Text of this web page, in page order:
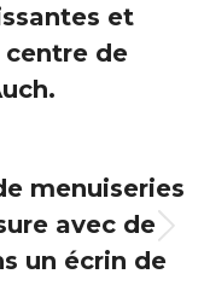
et
de
menuiseries
avec de
un écrin de